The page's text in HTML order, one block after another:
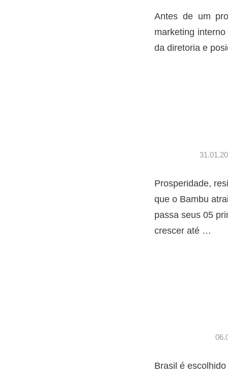
Antes de um
marketing
da diretoria e
Prosperidade,
que o Bambu
passa seus 05
crescer até …
Brasil é